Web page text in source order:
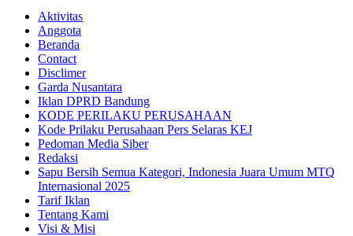
Aktivitas
Anggota
Beranda
Contact
Disclimer
Garda Nusantara
Iklan DPRD Bandung
KODE PERILAKU PERUSAHAAN
Kode Prilaku Perusahaan Pers Selaras KEJ
Pedoman Media Siber
Redaksi
Sapu Bersih Semua Kategori, Indonesia Juara Umum MTQ
Internasional 2025
Tarif Iklan
Tentang Kami
Visi & Misi